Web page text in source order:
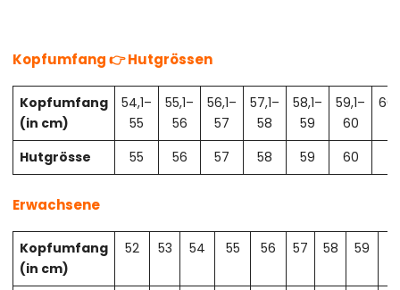
Kopfumfang 👉 Hutgrössen
Kopfumfang
(in cm)
54,1–
55
55,1–
56
56,1–
57
57,1–
58
58,1–
59
59,1–
60
Hutgrösse
55 56 57 58 59 60
Erwachsene
Kopfumfang
(in cm)
52 53 54 55 56 57 58 59